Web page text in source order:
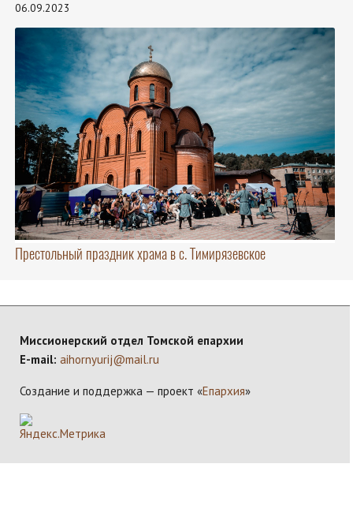
06.09.2023
Престольный праздник храма в с. Тимирязевское
Миссионерский отдел Томской епархии
E-mail: aihornyurij@mail.ru
Создание и поддержка — проект «Епархия»